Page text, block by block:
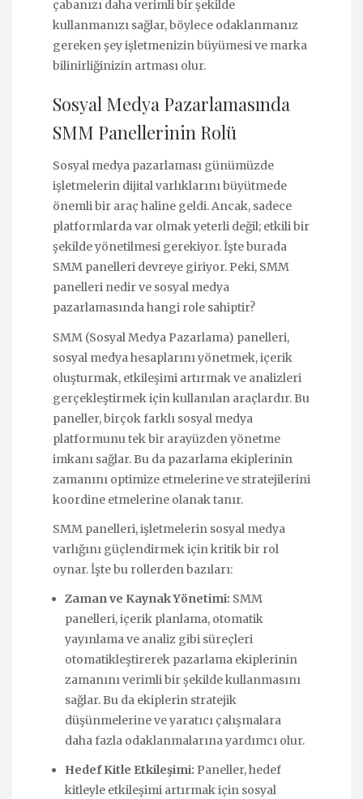
çabanızı daha verimli bir şekilde
kullanmanızı sağlar, böylece odaklanmanız
gereken şey işletmenizin büyümesi ve marka
bilinirliğinizin artması olur.
Sosyal Medya Pazarlamasında
SMM Panellerinin Rolü
Sosyal medya pazarlaması günümüzde
işletmelerin dijital varlıklarını büyütmede
önemli bir araç haline geldi. Ancak, sadece
platformlarda var olmak yeterli değil; etkili bir
şekilde yönetilmesi gerekiyor. İşte burada
SMM panelleri devreye giriyor. Peki, SMM
panelleri nedir ve sosyal medya
pazarlamasında hangi role sahiptir?
SMM (Sosyal Medya Pazarlama) panelleri,
sosyal medya hesaplarını yönetmek, içerik
oluşturmak, etkileşimi artırmak ve analizleri
gerçekleştirmek için kullanılan araçlardır. Bu
paneller, birçok farklı sosyal medya
platformunu tek bir arayüzden yönetme
imkanı sağlar. Bu da pazarlama ekiplerinin
zamanını optimize etmelerine ve stratejilerini
koordine etmelerine olanak tanır.
SMM panelleri, işletmelerin sosyal medya
varlığını güçlendirmek için kritik bir rol
oynar. İşte bu rollerden bazıları:
Zaman ve Kaynak Yönetimi: SMM
panelleri, içerik planlama, otomatik
yayınlama ve analiz gibi süreçleri
otomatikleştirerek pazarlama ekiplerinin
zamanını verimli bir şekilde kullanmasını
sağlar. Bu da ekiplerin stratejik
düşünmelerine ve yaratıcı çalışmalara
daha fazla odaklanmalarına yardımcı olur.
Hedef Kitle Etkileşimi: Paneller, hedef
kitleyle etkileşimi artırmak için sosyal